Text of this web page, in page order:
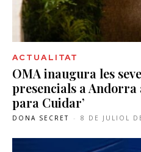
ACTUALITAT
OMA inaugura les
presencials a Andorra
para Cuidar’
DONA SECRET - 8 DE JULIOL